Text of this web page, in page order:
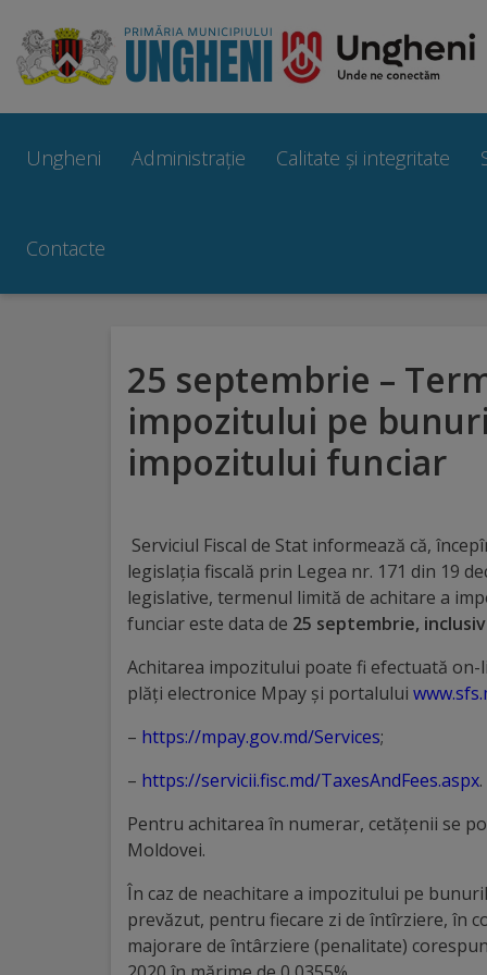
Ungheni
Prezentare
Simbolurile
orașului
brand
înfrățite
Distincții
Cetățeni
onoare
Deținători
„Merite
pentru
Ungheni”
Ungheni Administrație Calitate și integritate
Contacte
25 septembrie –
impozitului pe
impozitului funciar
Serviciul Fiscal de Stat informează că,
legislația fiscală prin Legea nr. 171 din 19
legislative, termenul limită de achitare a
funciar este data de 25 septembrie, inclusiv
Achitarea impozitului poate fi efectuată
plăţi electronice Mpay și portalului
– https://mpay.gov.md/Services;
– https://servicii.fisc.md/TaxesAndFees.aspx.
Pentru achitarea în numerar, cetățenii se
Moldovei.
În caz de neachitare a impozitului pe
prevăzut, pentru fiecare zi de întîrziere, în
majorare de întârziere (penalitate)